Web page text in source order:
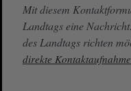
Mit diesem
Landtags eine
des Landtags richten
direkte